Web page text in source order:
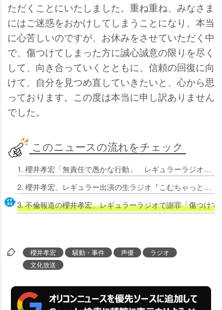
ただくことにいたしました。重ね重ね、みなさま
にはご迷惑をおかけしてしまうことになり、本当
に心苦しいのですが、お休みをさせていただく中
で、傷つけてしまった方に誠心誠意の限りを尽く
して、向き合っていくとともに、信頼の回復に向
けて、自分を見つめ直していきたいと、心から思
っております。この度は本当に申し訳ありません
でした。
このニュースの流れをチェック
1. 櫻井孝宏「無責任で愚かな行動」 レギュラーラジオ『こむちゃっとカウントダウン』で約3分の謝罪コメント
2. 櫻井孝宏、レギュラー出演の生ラジオ『こむちゃっとカウントダウン』休演 冒頭でコメント流す
3. 不倫報道の櫻井孝宏、レギュラーラジオで謝罪「傷つけ
櫻井孝宏 騒動・事件 声優
ラジオ
文化放送